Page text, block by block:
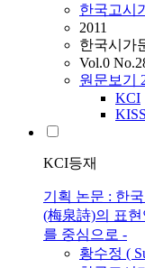
한국고시
2011
한국시가
Vol.0
원문보기
KCI
KISS
KCI등재
기획 논문 : 한
(梅泉詩)의 표
를 중심으로 -
황수정 (